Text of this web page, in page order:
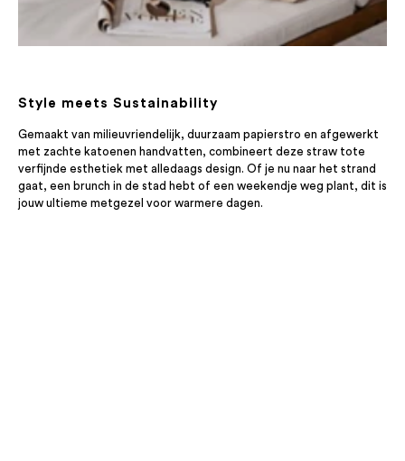
Style meets Sustainability
Gemaakt van milieuvriendelijk, duurzaam papierstro en afgewerkt
met zachte katoenen handvatten, combineert deze straw tote
verfijnde esthetiek met alledaags design. Of je nu naar het strand
gaat, een brunch in de stad hebt of een weekendje weg plant, dit is
jouw ultieme metgezel voor warmere dagen.